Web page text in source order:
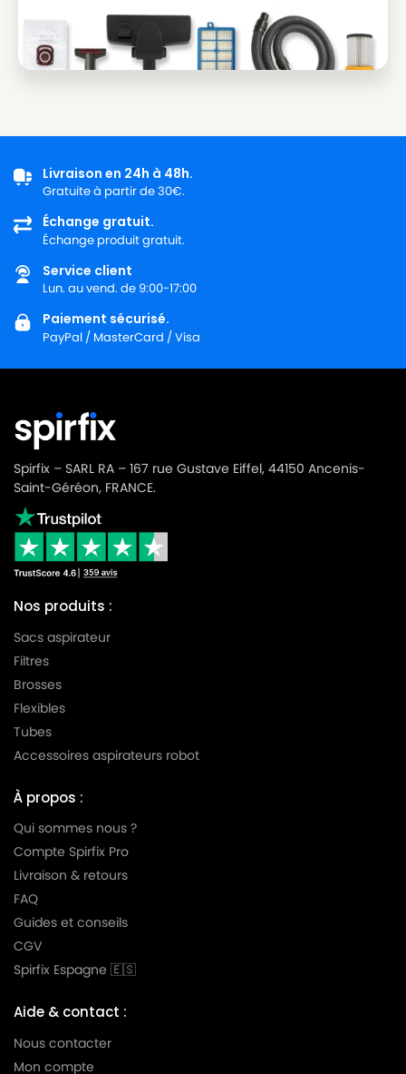
Livraison en 24h à 48h.
Gratuite à partir de 30€.
Échange gratuit.
Échange produit gratuit.
Service client
Lun. au vend. de 9:00-17:00
Paiement sécurisé.
PayPal / MasterCard / Visa
Spirfix – SARL RA – 167 rue Gustave Eiffel, 44150 Ancenis-
Saint-Géréon, FRANCE.
Nos produits :
Sacs aspirateur
Filtres
Brosses
Flexibles
Tubes
Accessoires aspirateurs robot
À propos :
Qui sommes nous ?
Compte Spirfix Pro
Livraison & retours
FAQ
Guides et conseils
CGV
Spirfix Espagne 🇪🇸
Aide & contact :
Nous contacter
Mon compte